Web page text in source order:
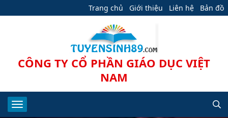
Trang chủ Giới thiệu Liên hệ Bản đồ
CÔNG TY CỔ PHẦN GIÁO DỤC VIỆT
NAM